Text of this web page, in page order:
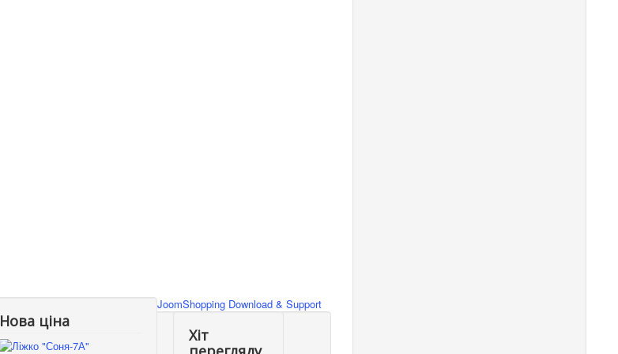
JoomShopping Download & Support
Нова ціна
Хіт